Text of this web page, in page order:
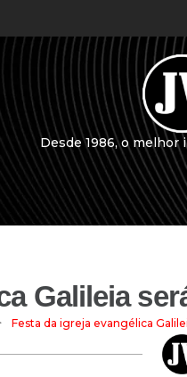
Desde 1986, o melhor
Galileia
Festa da igreja evangélica